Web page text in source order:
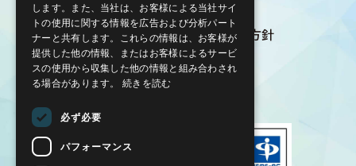
情報セキュリティ方針
クラウドサービス情報セキュリティ方針
Multi-Sigma® 利用規約
ホワイトペーパー
します。また、当社は、お客様による当社サイ
トの使用に関する情報を広告および分析パート
ナーと共有します。これらの情報は、お客様が
提供した他の情報、またはお客様によるサービ
スの使用から収集した他の情報と組み合わされ
る場合があります。続きを読む
必ず必要
パフォーマンス